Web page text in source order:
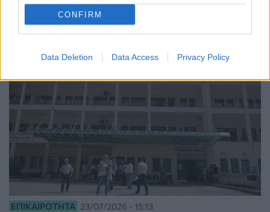
CONFIRM
Data Deletion Data Access Privacy Policy
ΕΠΙΚΑΙΡΌΤΗΤΑ 23/07/2026 - 15:13